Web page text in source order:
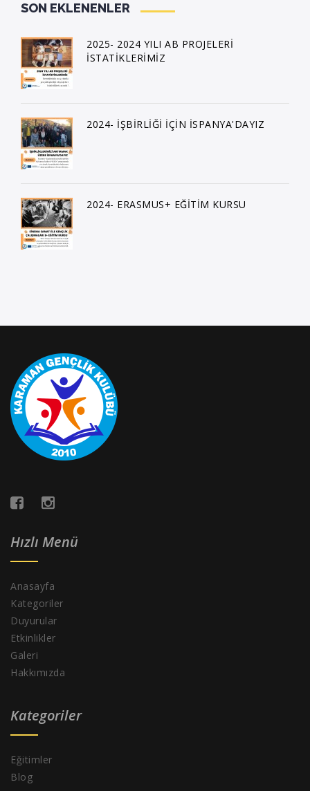
SON EKLENENLER
2025- 2024 YILI AB PROJELERİ
İSTATİKLERİMİZ
2024- İŞBİRLİĞİ İÇİN İSPANYA'DAYIZ
2024- ERASMUS+ EĞİTİM KURSU
Hızlı Menü
Anasayfa
Kategoriler
Duyurular
Etkinlikler
Galeri
Hakkımızda
Kategoriler
Eğitimler
Blog